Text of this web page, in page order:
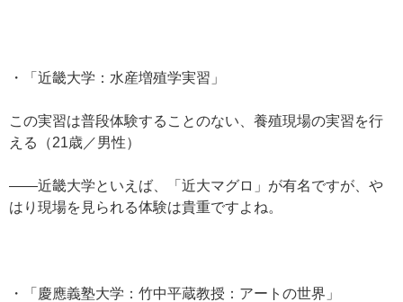
・「近畿大学：水産増殖学実習」
この実習は普段体験することのない、養殖現場の実習を行
える（21歳／男性）
——近畿大学といえば、「近大マグロ」が有名ですが、や
はり現場を見られる体験は貴重ですよね。
・「慶應義塾大学：竹中平蔵教授：アートの世界」